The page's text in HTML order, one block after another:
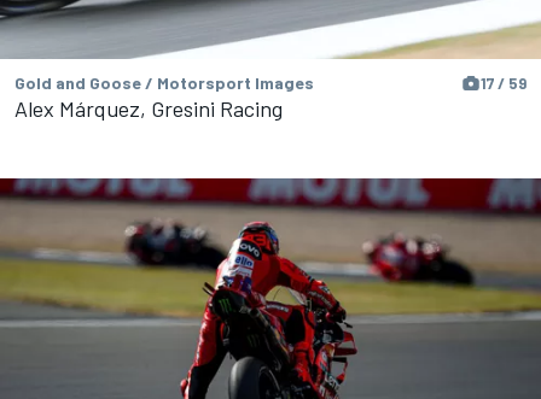
Gold and Goose / Motorsport Images 17 / 59
Alex Márquez, Gresini Racing